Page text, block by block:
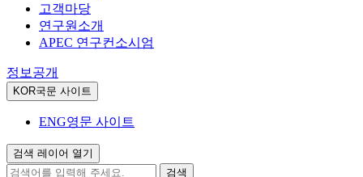
고객마당
연구원소개
APEC 연구컨소시엄
정보공개
KOR국문 사이트
ENG영문 사이트
검색 레이어 열기
검색